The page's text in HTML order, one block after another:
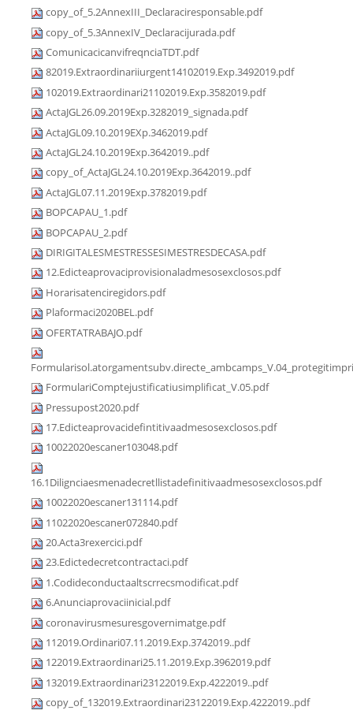
copy_of_5.2AnnexIII_Declaraciresponsable.pdf
copy_of_5.3AnnexIV_Declaracijurada.pdf
ComunicacicanvifreqnciaTDT.pdf
82019.Extraordinariiurgent14102019.Exp.3492019.pdf
102019.Extraordinari21102019.Exp.3582019.pdf
ActaJGL26.09.2019Exp.3282019_signada.pdf
ActaJGL09.10.2019EXp.3462019.pdf
ActaJGL24.10.2019Exp.3642019..pdf
copy_of_ActaJGL24.10.2019Exp.3642019..pdf
ActaJGL07.11.2019Exp.3782019.pdf
BOPCAPAU_1.pdf
BOPCAPAU_2.pdf
DIRIGITALESMESTRESSESIMESTRESDECASA.pdf
12.Edicteaprovaciprovisionaladmesosexclosos.pdf
Horarisatenciregidors.pdf
Plaformaci2020BEL.pdf
OFERTATRABAJO.pdf
FormulariComptejustificatiusimplificat_V.05.pdf
Pressupost2020.pdf
17.Edicteaprovacidefintitivaadmesosexclosos.pdf
10022020escaner103048.pdf
16.1Dilignciaesmenadecretllistadefinitivaadmesosexclosos.pdf
10022020escaner131114.pdf
11022020escaner072840.pdf
20.Acta3rexercici.pdf
23.Edictedecretcontractaci.pdf
1.Codideconductaaltscrrecsmodificat.pdf
6.Anunciaprovaciinicial.pdf
coronavirusmesuresgovernimatge.pdf
112019.Ordinari07.11.2019.Exp.3742019..pdf
122019.Extraordinari25.11.2019.Exp.3962019.pdf
132019.Extraordinari23122019.Exp.4222019..pdf
copy_of_132019.Extraordinari23122019.Exp.4222019..pdf